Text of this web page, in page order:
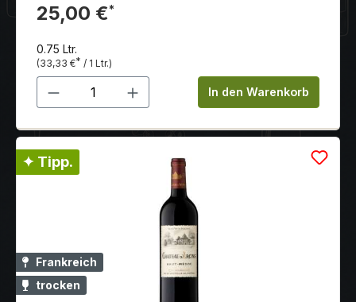
Franc.
25,00 €*
0.75 Ltr.
(33,33 €* / 1 Ltr.)
Produkt Anzahl: Gib denIn den Warenkorb
✦ Tipp.
Frankreich
trocken